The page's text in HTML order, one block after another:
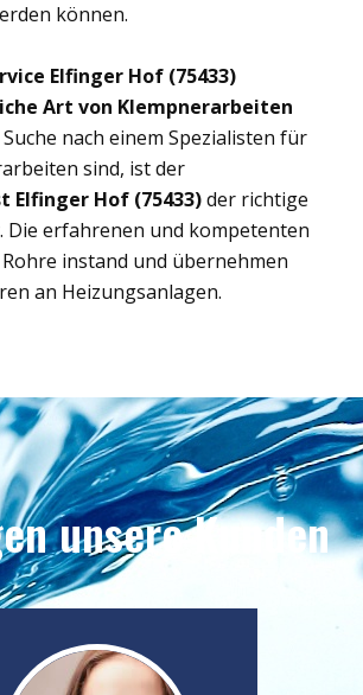
können.
Elfinger Hof (75433)
Art von Klempnerarbeiten
nach einem Spezialisten für
sind, ist der
Elfinger Hof (75433)der richtige
Die erfahrenen und kompetenten
instand und übernehmen
an Heizungsanlagen.
unsere Kunden